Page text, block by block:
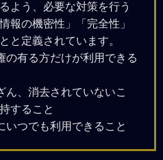
よう、必要な対策を行う
報の機密性」「完全性」
と定義されています。
の有る方だけが利用できる
ん、消去されていないこ
すること
いつでも利用できること